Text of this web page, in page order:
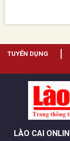
TUYỂN DỤNG
LÀO CAI